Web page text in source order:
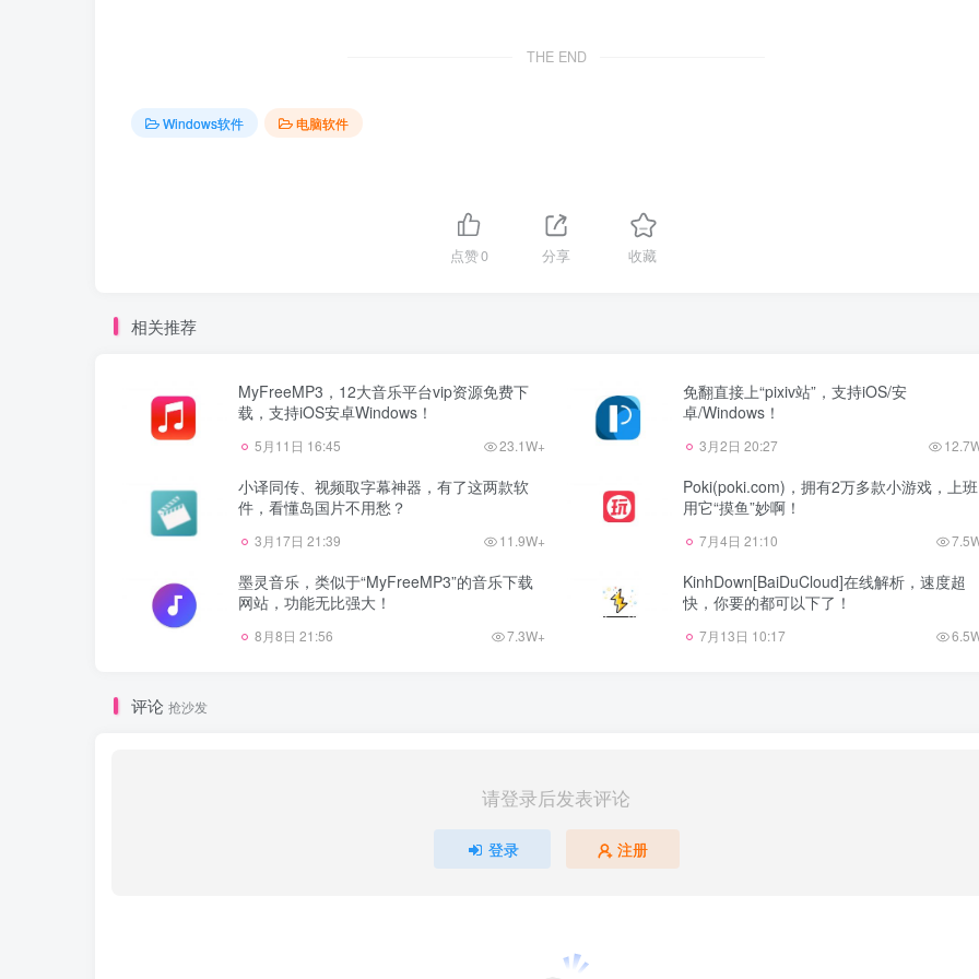
THE END
Windows软件 电脑软件
点赞0 分享 收藏
相关推荐
MyFreeMP3，12大音乐平台vip资源免费下
载，支持iOS安卓Windows！
5月11日 16:45 23.1W+
免翻直接上“pixiv站”，支持iOS/安
卓/Windows！
3月2日 20:27
小译同传、视频取字幕神器，有了这两款软
件，看懂岛国片不用愁？
3月17日 21:39 11.9W+
Poki(poki.com)，拥有2万多款小游戏，上班
用它“摸鱼”妙啊！
7月4日 21:10
墨灵音乐，类似于“MyFreeMP3”的音乐下载
网站，功能无比强大！
8月8日 21:56 7.3W+
KinhDown[BaiDuCloud]在线解析，速度超
快，你要的都可以下了！
7月13日 10:17
评论 抢沙发
请登录后发表评论
登录 注册